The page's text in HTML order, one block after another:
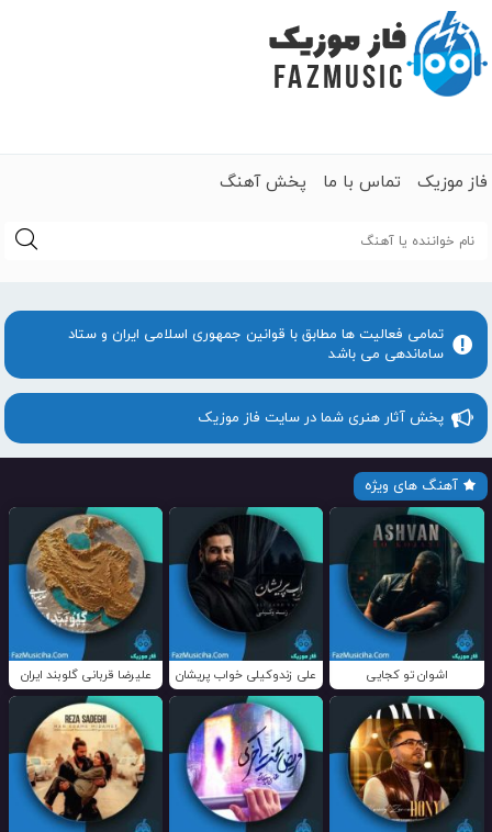
فاز موزیک تماس با ما پخش آهنگ
تمامی فعالیت ها مطابق با قوانین جمهوری اسلامی ایران و ستاد
ساماندهی می باشد
پخش آثار هنری شما در سایت فاز موزیک
آهنگ های ویژه
اشوان تو کجایی علی زندوکیلی خواب پریشان علیرضا قربانی گلوبند ایران